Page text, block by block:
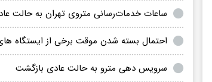
ساعات خدمات‌رسانی متروی تهران به حالت
احتمال بسته شدن موقت برخی از ایستگاه
سرویس دهی مترو به حالت عادی بازگشت